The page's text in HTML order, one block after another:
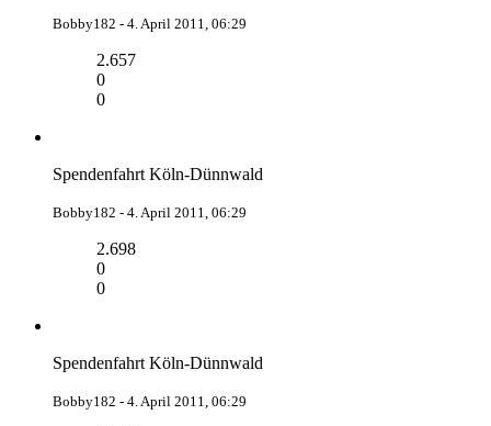
Bobby182 - 4. April 2011, 06:29
2.657
0
0
Spendenfahrt Köln-Dünnwald
Bobby182 - 4. April 2011, 06:29
2.698
0
0
Spendenfahrt Köln-Dünnwald
Bobby182 - 4. April 2011, 06:29